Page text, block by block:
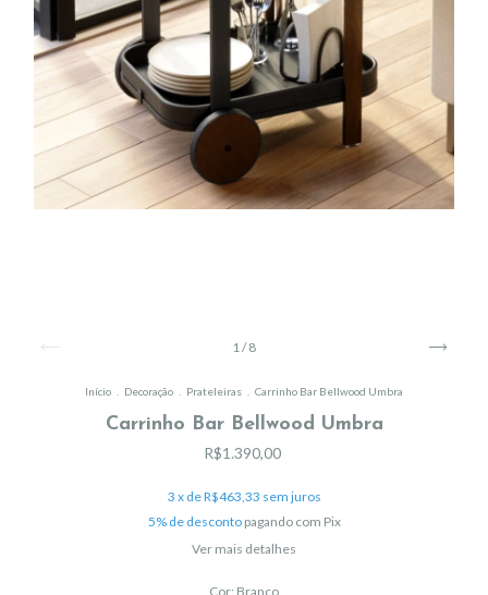
1 /8
Início Decoração Prateleiras Carrinho Bar Bellwood Umbra
Carrinho Bar Bellwood Umbra
R$1.390,00
3 x deR$463,33 sem juros
5% de descontopagando com Pix
Ver mais detalhes
Cor: Branco